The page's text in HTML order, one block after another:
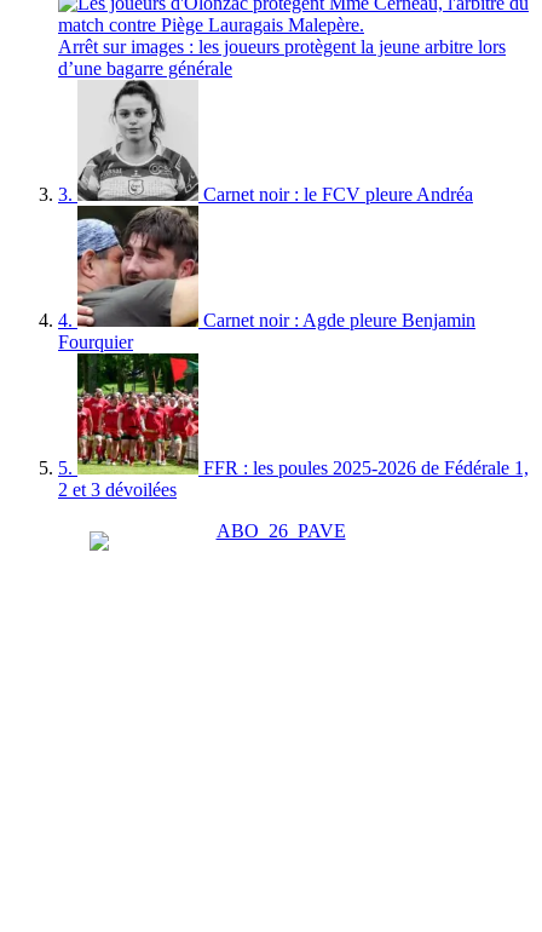
Arrêt sur images : les joueurs protègent la jeune arbitre lors
d’une bagarre générale
3. Carnet noir : le FCV pleure Andréa
4.
Carnet noir : Agde pleure Benjamin
Fourquier
5.
FFR : les poules 2025-2026 de Fédérale 1,
2 et 3 dévoilées